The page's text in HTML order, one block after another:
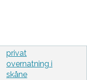
privat
overnatning i
skåne